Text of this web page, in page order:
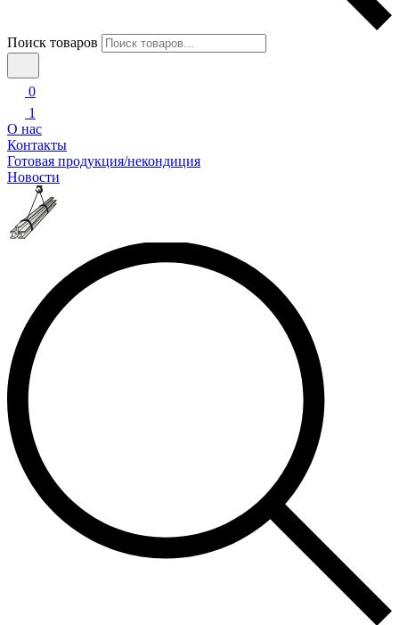
Поиск товаров
0
1
О нас
Контакты
Готовая продукция/некондиция
Новости